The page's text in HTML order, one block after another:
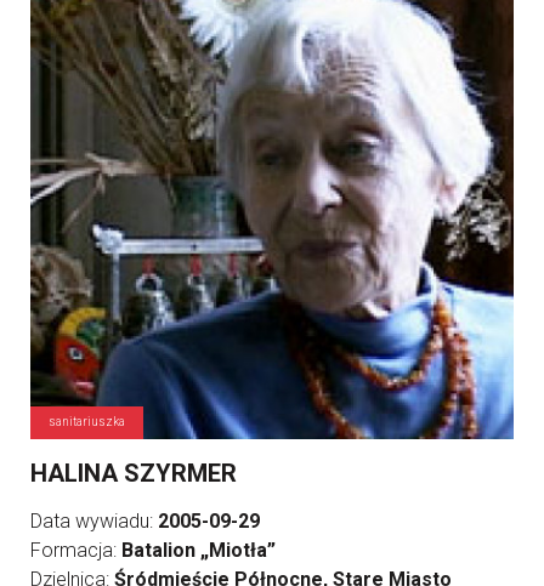
sanitariuszka
HALINA SZYRMER
Data wywiadu: 2005-09-29
Formacja: Batalion „Miotła”
Dzielnica: Śródmieście Północne, Stare Miasto